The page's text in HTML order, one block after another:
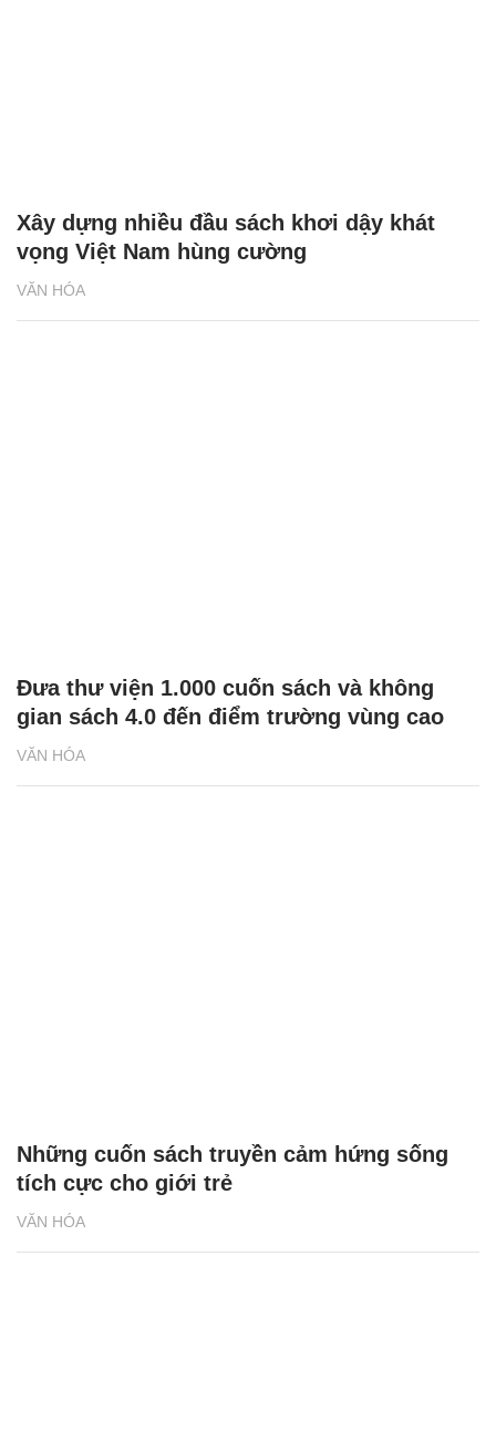
VĂN HÓA
Xây dựng nhiều đầu sách khơi dậy khát
vọng Việt Nam hùng cường
VĂN HÓA
Đưa thư viện 1.000 cuốn sách và không
gian sách 4.0 đến điểm trường vùng cao
VĂN HÓA
Những cuốn sách truyền cảm hứng sống
tích cực cho giới trẻ